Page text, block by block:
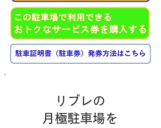
リブレの
月極駐車場を